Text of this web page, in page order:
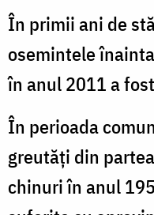
În primii ani de
osemintele
în anul 2011 a
În perioada
greutăți din
chinuri în anul